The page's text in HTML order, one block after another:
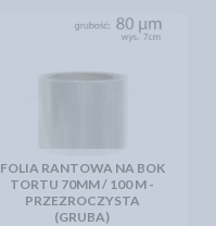
FOLIA RANTOWA NA BOK
TORTU 70MM / 100 M -
PRZEZROCZYSTA
(GRUBA)